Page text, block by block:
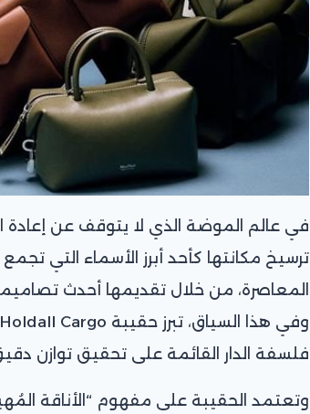
ترسيخ مكانتها كأحد أبرز الأسماء التي تجمع
فلسفة الدار القائمة على تحقيق توازن
وتعتمد الحقيبة على مفهوم “الأناقة